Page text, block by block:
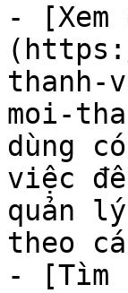
-
thanh-
moi-
dùng
việc
quản
theo
- [Tìm